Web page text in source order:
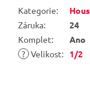
Kategorie:
Záruka:
24
Komplet:
Ano
? Velikost: 1/2